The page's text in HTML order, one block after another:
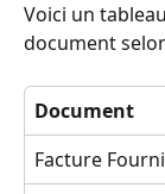
Voici un
document
Document
Facture